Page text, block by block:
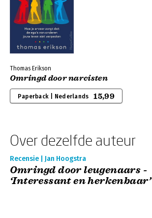
Thomas Erikson
Omringd door narcisten
Paperback | Nederlands 15,99
Over dezelfde auteur
Recensie | Jan Hoogstra
Omringd door leugenaars -
‘Interessant en herkenbaar’